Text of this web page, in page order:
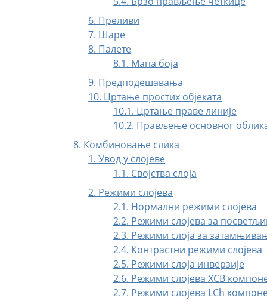
6. Преливи
7. Шаре
8. Палете
8.1. Мапа боја
9. Предподешавања
10. Цртање простих објеката
10.1. Цртање праве линије
10.2. Прављење основног
8. Комбиновање слика
1. Увод у слојеве
1.1. Својства слоја
2. Режими слојева
2.1. Нормални режими слојева
2.2. Режими слојева за
2.3. Режими слоја за
2.4. Контрастни режими слојева
2.5. Режими слоја инверзије
2.6. Режими слојева ХСВ
2.7. Режими слојева LCh